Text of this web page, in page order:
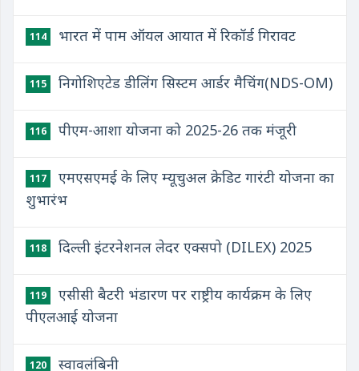
114 भारत में पाम ऑयल आयात में रिकॉर्ड गिरावट
115 निगोशिएटेड डीलिंग सिस्टम आर्डर मैचिंग(NDS-OM)
116 पीएम-आशा योजना को 2025-26 तक मंजूरी
117
एमएसएमई के लिए म्यूचुअल क्रेडिट गारंटी योजना का
शुभारंभ
118 दिल्ली इंटरनेशनल लेदर एक्सपो (DILEX) 2025
119
एसीसी बैटरी भंडारण पर राष्ट्रीय कार्यक्रम के लिए
पीएलआई योजना
120 स्वावलंबिनी